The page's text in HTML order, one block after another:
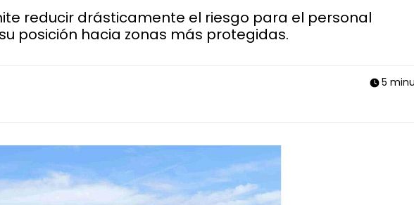
reducir drásticamente el riesgo para el personal
posición hacia zonas más protegidas.
5